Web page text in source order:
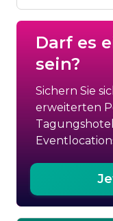
Darf es
sein?
Sichern Sie
erweiterten